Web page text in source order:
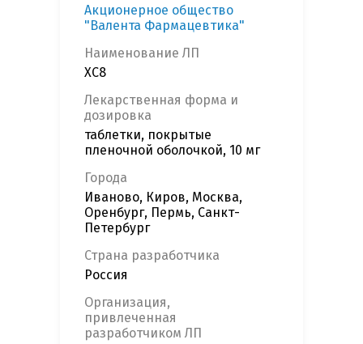
Акционерное общество
"Валента Фармацевтика"
Наименование ЛП
ХС8
Лекарственная форма и
дозировка
таблетки, покрытые
пленочной оболочкой, 10 мг
Города
Иваново, Киров, Москва,
Оренбург, Пермь, Санкт-
Петербург
Страна разработчика
Россия
Организация,
привлеченная
разработчиком ЛП